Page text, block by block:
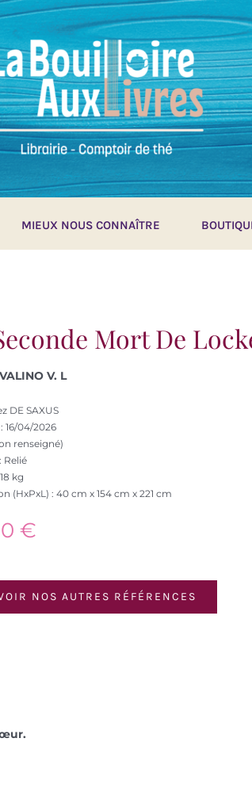
MIEUX NOUS CONNAÎTRE
Mort De
V. L
DE SAXUS
16/04/2026
renseigné)
Relié
kg
(HxPxL) : 40 cm x 154 cm x 221 cm
€
NOS AUTRES RÉFÉRENCES